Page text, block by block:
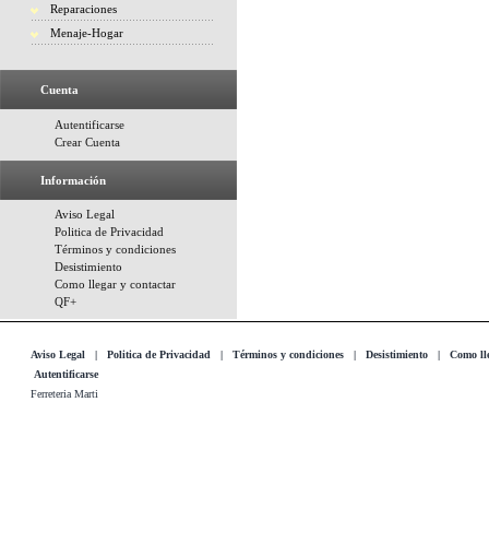
Reparaciones
Menaje-Hogar
Cuenta
Autentificarse
Crear Cuenta
Información
Aviso Legal
Politica de Privacidad
Términos y condiciones
Desistimiento
Como llegar y contactar
QF+
Aviso Legal | Politica de Privacidad | Términos y condiciones | Desistimiento | Como
Autentificarse
Ferreteria Marti